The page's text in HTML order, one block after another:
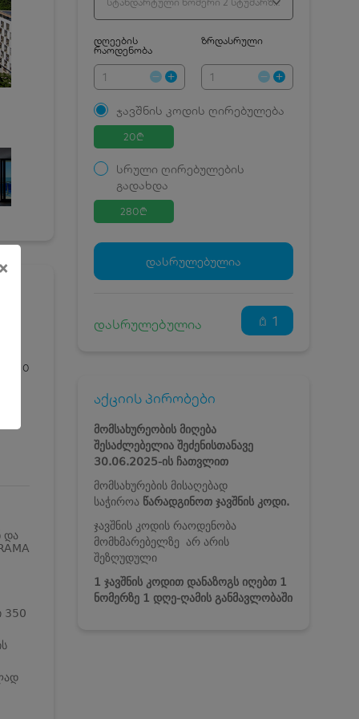
×
0
და
350
დღეების
რაოდენობა
ზრდასრული
ჯავშნის კოდის ღირებულება
20₾
სრული ღირებულების
გადახდა
280₾
ჯავშნის კოდი
20 ₾
დამატებითი საწოლი
კვება
0 ₾
260 ₾
დასრულებულია
დასრულებულია 1
აქციის პირობები
მომსახურეობის მიღება
შესაძლებელია შეძენისთანავე
30.06.2025-ის ჩათვლით
მომსახურების მისაღებად
საჭიროაწარადგინოთ ჯავშნის კოდი.
ჯავშნის კოდის რაოდენობა
მომხმარებელზე არ არის
შეზღუდული
1 ჯავშნის კოდით დანაზოგს იღებთ 1
ნომერზე 1 დღე-ღამის განმავლობაში